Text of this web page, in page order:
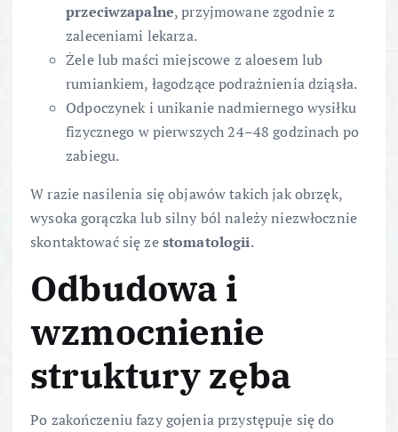
przeciwzapalne, przyjmowane zgodnie z
zaleceniami lekarza.
Żele lub maści miejscowe z aloesem lub
rumiankiem, łagodzące podrażnienia dziąsła.
Odpoczynek i unikanie nadmiernego wysiłku
fizycznego w pierwszych 24–48 godzinach po
zabiegu.
W razie nasilenia się objawów takich jak obrzęk,
wysoka gorączka lub silny ból należy niezwłocznie
skontaktować się zestomatologii.
Odbudowa i
wzmocnienie
struktury zęba
Po zakończeniu fazy gojenia przystępuje się do